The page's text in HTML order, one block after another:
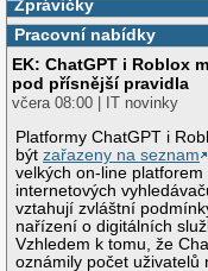
Zprávičky
Pracovní nabídky
EK: ChatGPT i Roblox
pod přísnější pravidla
včera 08:00 | IT novinky
Platformy ChatGPT i
býtzařazeny na seznam
velkých on-line platforem
internetových
vztahují zvláštní
nařízení o digitálních
Vzhledem k tomu, že
oznámily počet uživatelů